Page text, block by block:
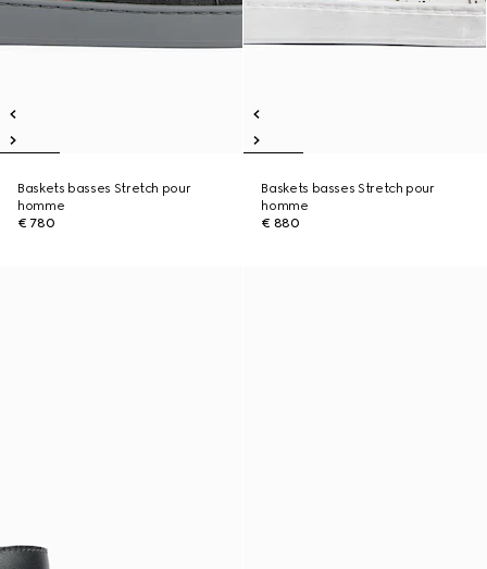
Baskets basses Stretch pour
homme
€ 780
Baskets basses Stretch pour
homme
€ 880